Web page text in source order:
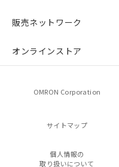
販売ネットワーク
オンラインストア
OMRON Corporation
サイトマップ
個人情報の
取り扱いについて